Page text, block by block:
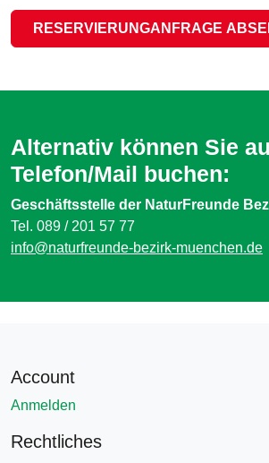
RESERVIERUNGANFRAGE
Alternativ können Sie
Telefon/Mail buchen:
Geschäftsstelle der NaturFreunde
Tel. 089 / 201 57 77
info@naturfreunde-bezirk-muenchen.de
Account
Anmelden
Rechtliches